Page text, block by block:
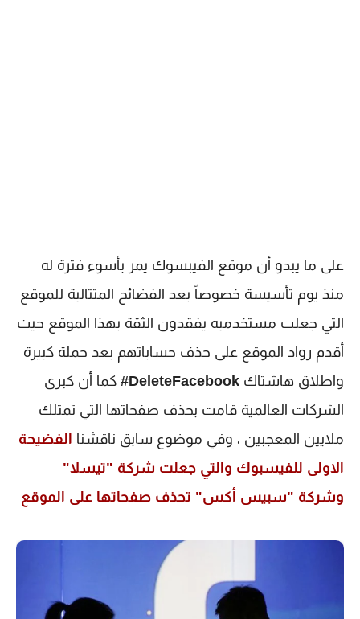
على ما يبدو أن موقع الفيبسوك يمر بأسوء فترة له
منذ يوم تأسيسة خصوصاً بعد الفضائح المتتالية للموقع
التي جعلت مستخدميه يفقدون الثقة بهذا الموقع حيث
أقدم رواد الموقع على حذف حساباتهم بعد حملة كبيرة
واطلاق هاشتاك DeleteFacebook#
كما أن كبرى
الشركات العالمية قامت بحذف صفحاتها التي تمتلك
ملايين المعجبين ، وفي موضوع سابق ناقشنا الفضيحة
الاولى للفيسبوك والتي جعلت شركة "تيسلا"
وشركة "سبيس أكس" تحذف صفحاتها على الموقع